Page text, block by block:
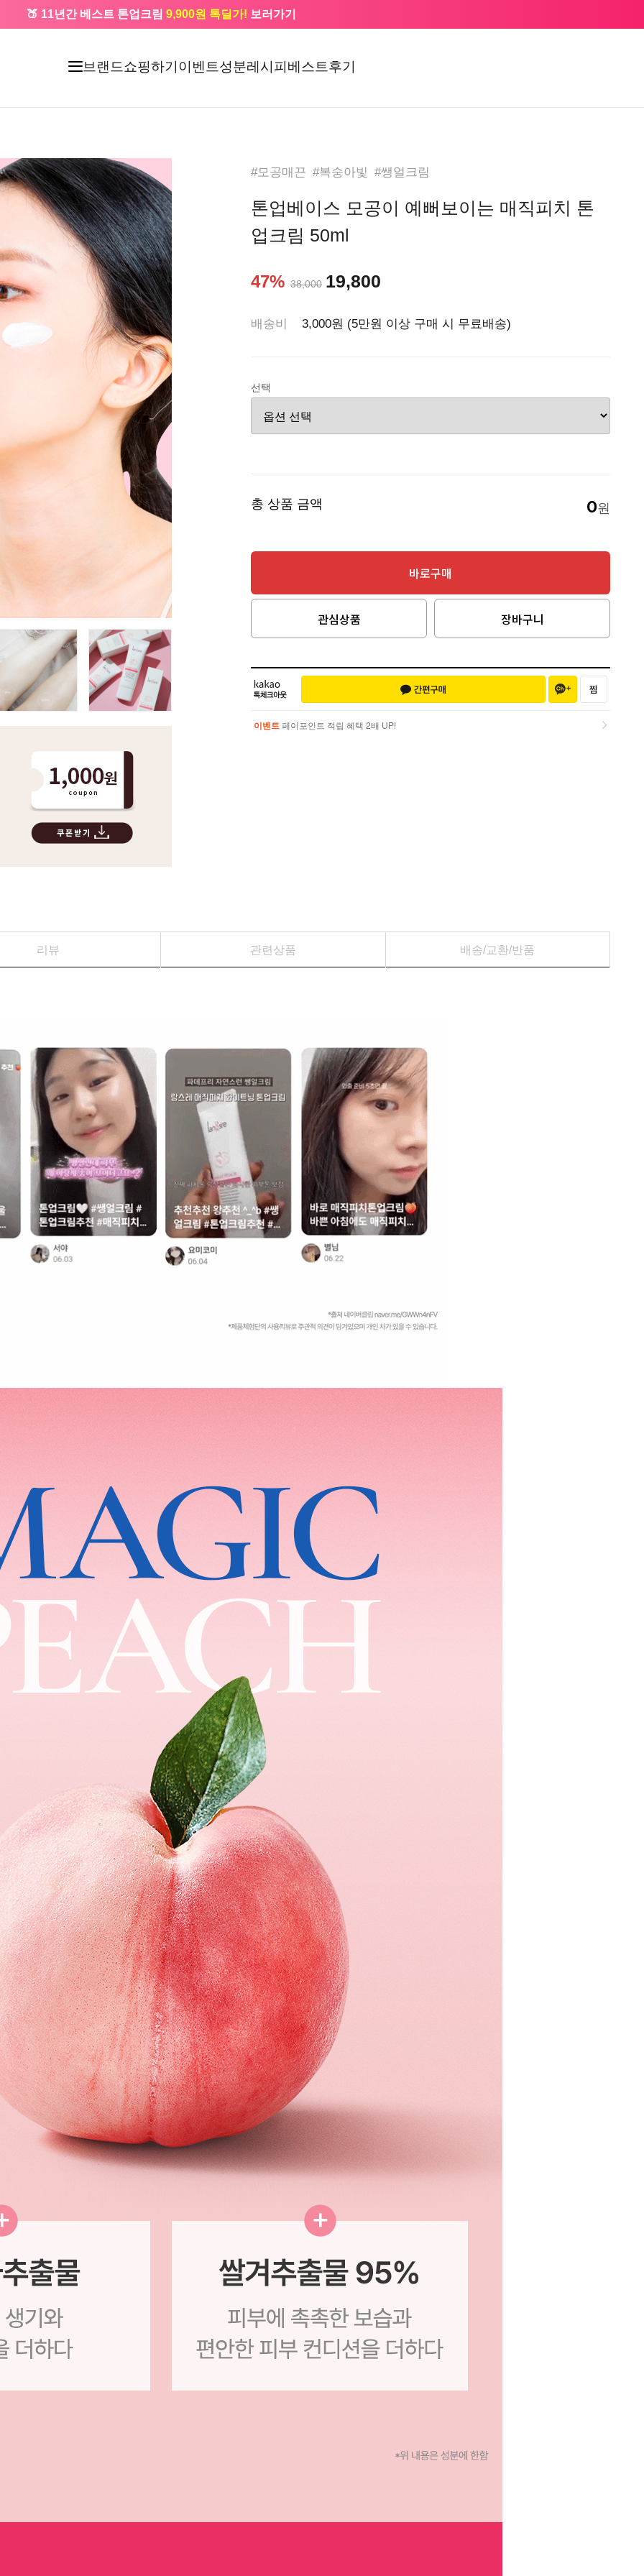
🍑 11년간 베스트 톤업크림 9,900원 톡딜가! 보러가기
브랜드쇼핑하기이벤트성분레시피베스트후기
#모공매끈 #복숭아빛 #쌩얼크림
톤업베이스 모공이 예뻐보이는 매직피치 톤
업크림 50ml
47% 38,000 19,800
배송비 3,000원 (5만원 이상 구매 시 무료배송)
선택
총 상품 금액 0원
바로구매
관심상품 장바구니
이벤트 페이포인트 적립 혜택 2배 UP!
리뷰 관련상품 배송/교환/반품